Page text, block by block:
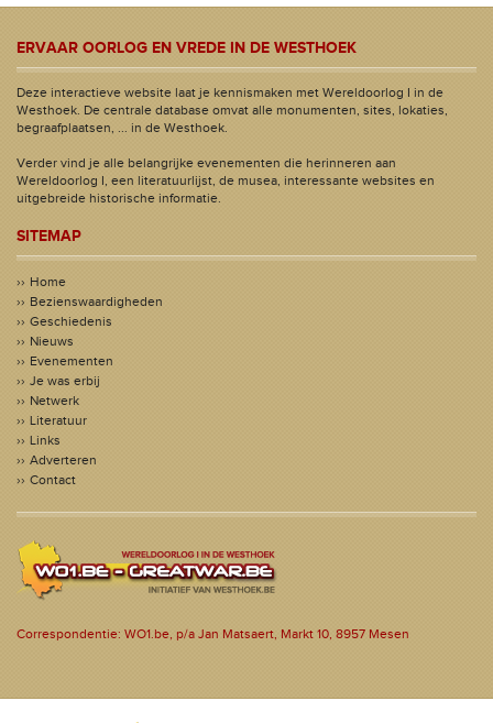
ERVAAR OORLOG EN VREDE IN DE WESTHOEK
Deze interactieve website laat je kennismaken met Wereldoorlog I in de
Westhoek. De centrale database omvat alle monumenten, sites, lokaties,
begraafplaatsen, ... in de Westhoek.
Verder vind je alle belangrijke evenementen die herinneren aan
Wereldoorlog I, een literatuurlijst, de musea, interessante websites en
uitgebreide historische informatie.
SITEMAP
Home
Bezienswaardigheden
Geschiedenis
Nieuws
Evenementen
Je was erbij
Netwerk
Literatuur
Links
Adverteren
Contact
Correspondentie: WO1.be, p/a Jan Matsaert, Markt 10, 8957 Mesen